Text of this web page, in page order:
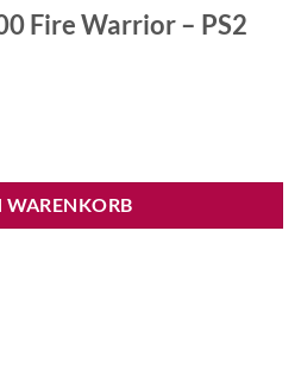
Fire Warrior – PS2
WARENKORB